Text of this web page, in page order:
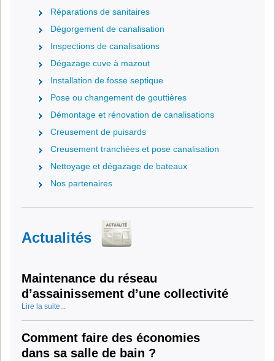
Réparations de sanitaires
Dégorgement de canalisation
Inspections de canalisations
Dégazage cuve à mazout
Installation de fosse septique
Pose ou changement de gouttières
Démontage et rénovation de canalisations
Creusement de puisards
Creusement tranchées et pose canalisation
Nettoyage et dégazage de bateaux
Nos partenaires
Actualités
Maintenance du réseau
d’assainissement d’une collectivité
Lire la suite...
Comment faire des économies
dans sa salle de bain ?